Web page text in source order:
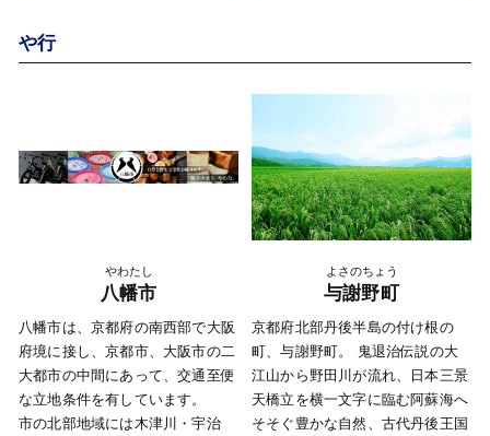
里・山の恵み」の特産品に込めて
お届けいたします。ふるさと宮津
「共に創る みんなが活躍する
豊かなまち‟みやづ”」でお会いで
で一番面積が小さいまちですが、
豊かな自然や歴史資源がぎゅっと
詰まった魅力あるまちです。皆様
からのご支援をお待ちしておりま
す。
や行
やわたし
八幡市
八幡市は、京都府の南西部で大阪
府境に接し、京都市、大阪市の二
大都市の中間にあって、交通至便
な立地条件を有しています。
市の北部地域には木津川・宇治
よさのちょう
与謝野町
京都府北部丹後半島の付け根の
町、与謝野町。 鬼退治伝説の大
江山から野田川が流れ、日本三景
天橋立を横一文字に臨む阿蘇海へ
そそぐ豊かな自然、古代丹後王国